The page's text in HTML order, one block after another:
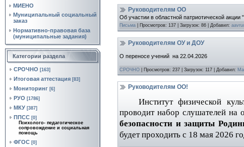
МИЕНО
Муниципальный социальный
заказ
Нормативно‑правовая база
(муниципальные задания)
Категории раздела
СРОЧНО [163]
Итоговая аттестация [83]
Мониторинг [6]
РУО [1786]
МКУ [387]
ППСС [0]
Психолого- педагогическое
сопровождение и социальная
помощь
ФГОС [0]
Руководителям ОО
Об участии в областной патриотической
Письма Просмотров: 137 Загрузок: 86 Добавил:
Руководителям ОУ и ДОУ
О переносе учений на 22.04.2026
СРОЧНО Просмотров: 237 Загрузок: 117 Добавил:
Руководителям ОО!
Институт физической
проводит набор слушателей на
безопасности и защиты
будет проходить с 18 мая 2026